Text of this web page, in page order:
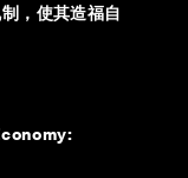
，使其造福自